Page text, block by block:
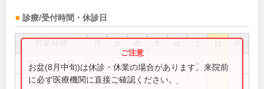
診療/受付時間・休診日
祝
8:30～14:00
8:30～17:30 ● ● ● ●
お盆(8月中旬)は休診・休業の場合があります。来院前
に必ず医療機関に直接ご確認ください。